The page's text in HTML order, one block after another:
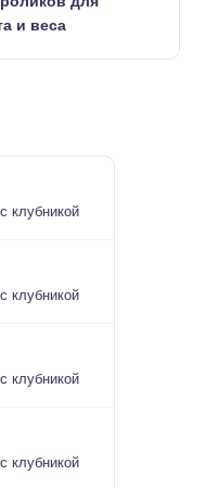
и веса
клубникой
клубникой
клубникой
клубникой